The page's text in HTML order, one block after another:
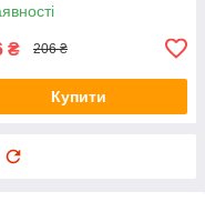
₴ 206 ₴
Купити